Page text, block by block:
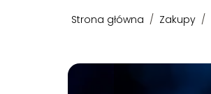
Strona główna / Zakupy /